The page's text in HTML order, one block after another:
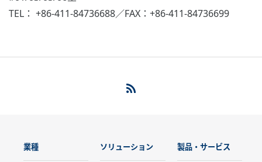
TEL： +86-411-84736688／FAX：+86-411-84736699
業種 ソリューション 製品・サービス